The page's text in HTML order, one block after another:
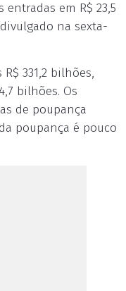
entradas em R$ 23,5
na sexta-
331,2 bilhões,
bilhões. Os
de poupança
poupança é pouco